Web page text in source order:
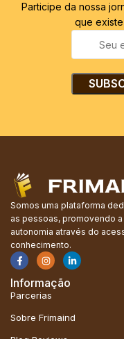
Participe da nossa
que
Somos uma plataforma
as pessoas, promovendo
autonomia através do
conhecimento.
Informação
Parcerias
Sobre Frimaind